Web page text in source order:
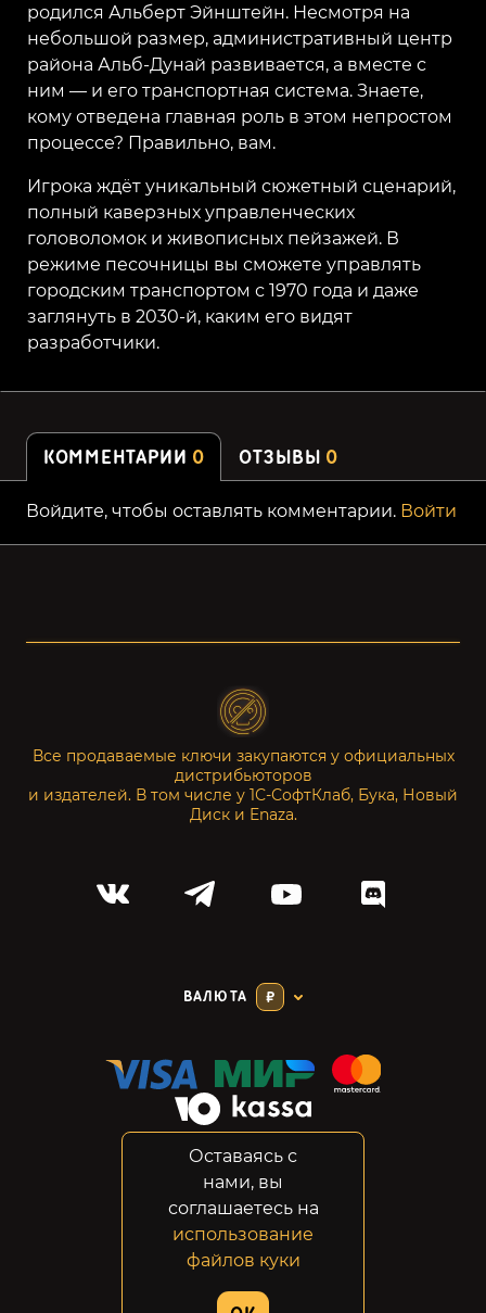
родился Альберт Эйнштейн. Несмотря на
небольшой размер, административный центр
района Альб-Дунай развивается, а вместе с
ним — и его транспортная система. Знаете,
кому отведена главная роль в этом непростом
процессе? Правильно, вам.
Игрока ждёт уникальный сюжетный сценарий,
полный каверзных управленческих
головоломок и живописных пейзажей. В
режиме песочницы вы сможете управлять
городским транспортом с 1970 года и даже
заглянуть в 2030-й, каким его видят
разработчики.
КОММЕНТАРИИ 0 ОТЗЫВЫ 0
Войдите, чтобы оставлять комментарии. Войти
Все продаваемые ключи закупаются у официальных
дистрибьюторов
и издателей. В том числе у 1С-СофтКлаб, Бука, Новый
Диск и Enaza.
ВАЛЮТА ₽
Конфиденциальность
Возвраты
Правовая информация
© 2014-2026 GabeStore
Оставаясь с
нами, вы
соглашаетесь на
использование
файлов куки